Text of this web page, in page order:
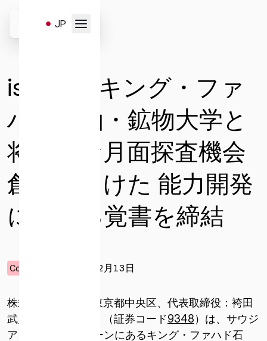
以下のお問い合わせ項目よ
り、必要事項を選択・入力
の上、送信ください。
サービスと販売 メディア
投資家お問い合わせ
content
JP
ispace、キング・ファ
ハド石油・鉱物大学と
将来的な月面探査機会
創出に向けた 能力開発
に関する覚書を締結
Corporate 2025年02月13日
株式会社ispace（東京都中央区、代表取締役：袴田
武史、以下ispace）（証券コード9348）は、サウジ
アラビアのザフラーンにあるキング・ファハド石